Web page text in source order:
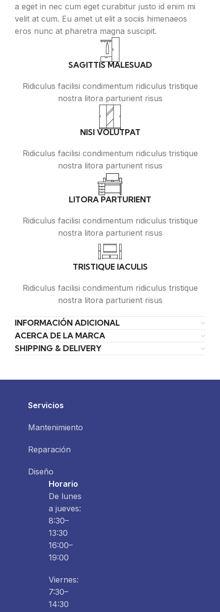
a eget in nec cum eget curabitur justo id enim mi
velit at cum. Eu amet ut elit a sociis himenaeos
eros nunc at pharetra magna suscipit.
SAGITTIS MALESUAD
Ridiculus facilisi condimentum ridiculus tristique
nostra litora parturient risus
NISI VOLUTPAT
Ridiculus facilisi condimentum ridiculus tristique
nostra litora parturient risus
LITORA PARTURIENT
Ridiculus facilisi condimentum ridiculus tristique
nostra litora parturient risus
TRISTIQUE IACULIS
Ridiculus facilisi condimentum ridiculus tristique
nostra litora parturient risus
INFORMACIÓN ADICIONAL
ACERCA DE LA MARCA
SHIPPING & DELIVERY
Servicios
Mantenimiento
Reparación
Diseño
Horario
De lunes
a jueves:
8:30–
13:30
16:00–
19:00
Viernes:
7:30–
14:30